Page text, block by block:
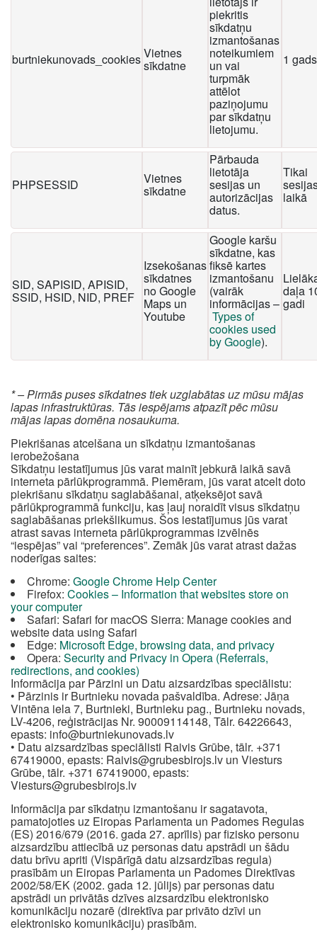
burtniekunovads_cookiesVietnes
sīkdatne
piekritis
sīkdatņu
izmantošanas
noteikumiem
un vai
turpmāk
attēlot
paziņojumu
par sīkdatņu
lietojumu.
1 gads
PHPSESSID Vietnes
sīkdatne
Pārbauda
lietotāja
sesijas un
autorizācijas
datus.
Tikai
laikā
SID, SAPISID, APISID,
SSID, HSID, NID, PREF
Izsekošanas
sīkdatnes
no Google
Maps un
Youtube
Google karšu
sīkdatne, kas
fiksē kartes
izmantošanu
(vairāk
informācijas –
Types of
cookies used
by Google).
daļa
gadi
* – Pirmās puses sīkdatnes tiek uzglabātas uz mūsu mājas
lapas infrastruktūras. Tās iespējams atpazīt pēc mūsu
mājas lapas domēna nosaukuma.
Piekrišanas atcelšana un sīkdatņu izmantošanas
ierobežošana
Sīkdatņu iestatījumus jūs varat mainīt jebkurā laikā savā
interneta pārlūkprogrammā. Piemēram, jūs varat atcelt doto
piekrišanu sīkdatņu saglabāšanai, atķeksējot savā
pārlūkprogrammā funkciju, kas ļauj noraidīt visus sīkdatņu
saglabāšanas priekšlikumus. Šos iestatījumus jūs varat
atrast savas interneta pārlūkprogrammas izvēlnēs
“iespējas” vai “preferences”. Zemāk jūs varat atrast dažas
noderīgas saites:
Chrome: Google Chrome Help Center
Firefox: Cookies – Information that websites store on
your computer
Safari: Safari for macOS Sierra: Manage cookies and
website data using Safari
Edge: Microsoft Edge, browsing data, and privacy
Opera: Security and Privacy in Opera (Referrals,
redirections, and cookies)
Informācija par Pārzini un Datu aizsardzības speciālistu:
• Pārzinis ir Burtnieku novada pašvaldība. Adrese: Jāņa
Vintēna iela 7, Burtnieki, Burtnieku pag., Burtnieku novads,
LV-4206, reģistrācijas Nr. 90009114148, Tālr. 64226643,
epasts: info@burtniekunovads.lv
• Datu aizsardzības speciālisti Raivis Grūbe, tālr. +371
67419000, epasts: Raivis@grubesbirojs.lv un Viesturs
Grūbe, tālr. +371 67419000, epasts:
Viesturs@grubesbirojs.lv
Informācija par sīkdatņu izmantošanu ir sagatavota,
pamatojoties uz Eiropas Parlamenta un Padomes Regulas
(ES) 2016/679 (2016. gada 27. aprīlis) par fizisko personu
aizsardzību attiecībā uz personas datu apstrādi un šādu
datu brīvu apriti (Vispārīgā datu aizsardzības regula)
prasībām un Eiropas Parlamenta un Padomes Direktīvas
2002/58/EK (2002. gada 12. jūlijs) par personas datu
apstrādi un privātās dzīves aizsardzību elektronisko
komunikāciju nozarē (direktīva par privāto dzīvi un
elektronisko komunikāciju) prasībām.